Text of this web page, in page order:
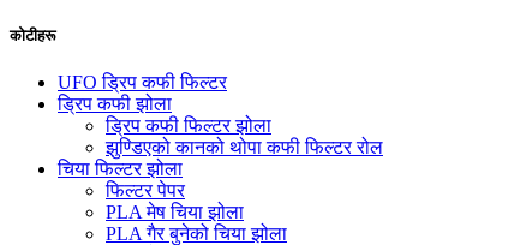
कोटीहरू
UFO ड्रिप कफी फिल्टर
ड्रिप कफी झोला
ड्रिप कफी फिल्टर झोला
झुण्डिएको कानको थोपा कफी फिल्टर रोल
चिया फिल्टर झोला
फिल्टर पेपर
PLA मेष चिया झोला
PLA गैर बुनेको चिया झोला